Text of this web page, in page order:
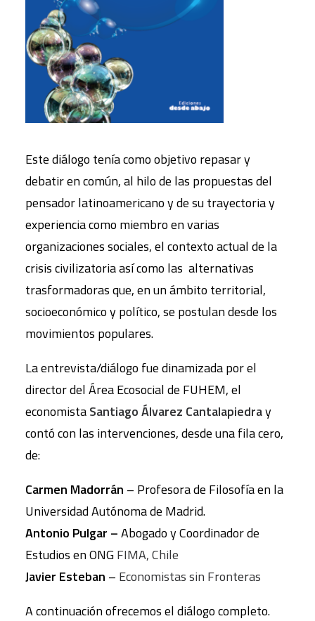
Este diálogo tenía como objetivo repasar y
debatir en común, al hilo de las propuestas del
pensador latinoamericano y de su trayectoria y
experiencia como miembro en varias
organizaciones sociales, el contexto actual de la
crisis civilizatoria así como las alternativas
trasformadoras que, en un ámbito territorial,
socioeconómico y político, se postulan desde los
movimientos populares.
La entrevista/diálogo fue dinamizada por el
director del Área Ecosocial de FUHEM, el
economistaSantiago Álvarez Cantalapiedray
contó con las intervenciones, desde una fila cero,
de:
Carmen Madorrán – Profesora de Filosofía en la
Universidad Autónoma de Madrid.
Antonio Pulgar –Abogado y Coordinador de
Estudios en ONGFIMA, Chile
Javier Esteban – Economistas sin Fronteras
A continuación ofrecemos el diálogo completo.